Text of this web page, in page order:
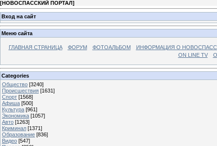
[НОВОСПАССКИЙ ПОРТАЛ]
Вход на сайт
Меню сайта
ГЛАВНАЯ СТРАНИЦА ФОРУМ ФОТОАЛЬБОМ
ИНФОРМАЦИЯ О
ON LINE TV
Categories
Общество [3240]
Происшествия [1631]
Спорт [1568]
Афиша [500]
Культура [961]
Экономика [1057]
Авто [1263]
Криминал [1371]
Образование [836]
Видео [547]